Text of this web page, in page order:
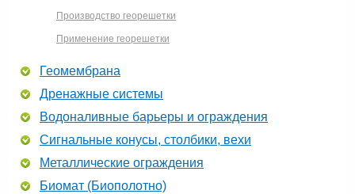
Производство георешетки
Применение георешетки
Геомембрана
Дренажные системы
Водоналивные барьеры и ограждения
Сигнальные конусы, столбики, вехи
Металлические ограждения
Биомат (Биополотно)